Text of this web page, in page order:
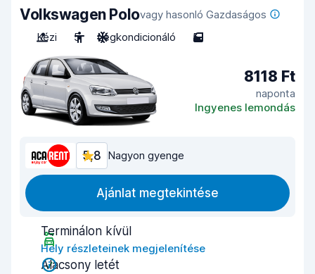
Volkswagen Polovagy hasonló Gazdaságos
Kézi
5 Légkondicionáló 5
8118 Ft
naponta
Ingyenes lemondás
5,8 Nagyon gyenge
Ajánlat megtekintése
Terminálon kívül
Hely részleteinek megjelenítése
Alacsony letét